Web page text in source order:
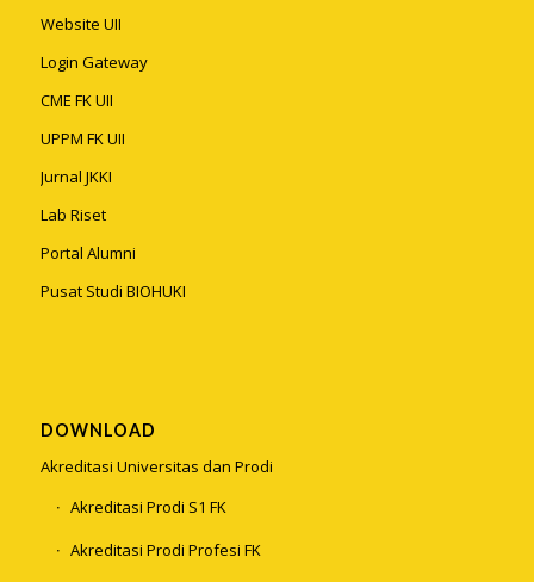
Website UII
Login Gateway
CME FK UII
UPPM FK UII
Jurnal JKKI
Lab Riset
Portal Alumni
Pusat Studi BIOHUKI
DOWNLOAD
Akreditasi Universitas dan Prodi
Akreditasi Prodi S1 FK
Akreditasi Prodi Profesi FK